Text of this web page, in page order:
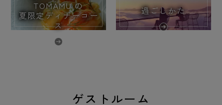
TOMAMU の
夏限定ディナーコー
ス
過ごしかた
ゲストルーム